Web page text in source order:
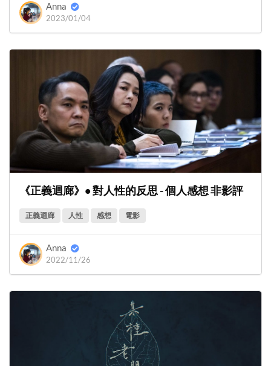
Anna
2023/01/04
《正義迴廊》• 對人性的反思 - 個人感想 非影評
正義迴廊 人性 感想 電影
Anna
2022/11/26